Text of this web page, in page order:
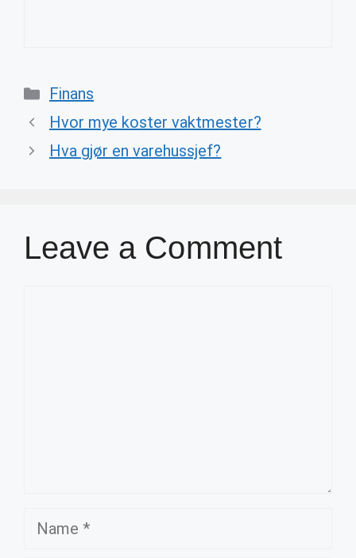
Categories
Finans
Hvor mye koster vaktmester?
Hva gjør en varehussjef?
Leave a Comment
Name